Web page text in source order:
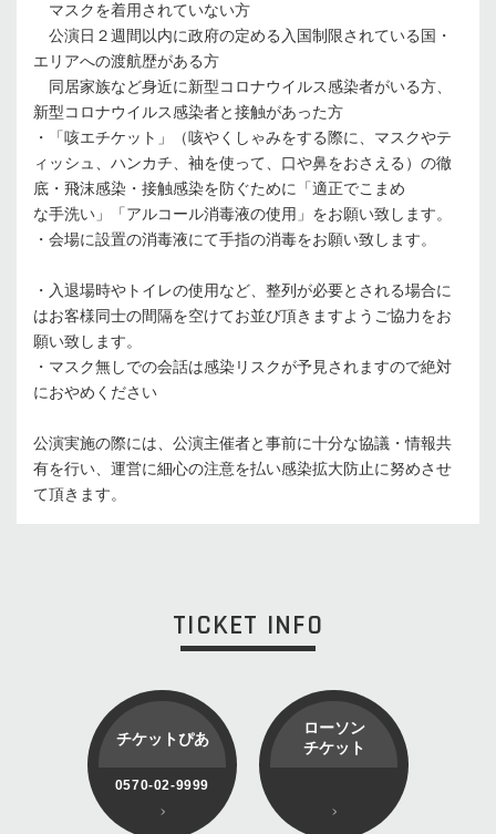
マスクを着用されていない方
公演日２週間以内に政府の定める入国制限されている国・
エリアへの渡航歴がある方
同居家族など身近に新型コロナウイルス感染者がいる方、
新型コロナウイルス感染者と接触があった方
・「咳エチケット」（咳やくしゃみをする際に、マスクやテ
ィッシュ、ハンカチ、袖を使って、口や鼻をおさえる）の徹
底・飛沫感染・接触感染を防ぐために「適正でこまめ
な手洗い」「アルコール消毒液の使用」をお願い致します。
・会場に設置の消毒液にて手指の消毒をお願い致します。
・入退場時やトイレの使用など、整列が必要とされる場合に
はお客様同士の間隔を空けてお並び頂きますようご協力をお
願い致します。
・マスク無しでの会話は感染リスクが予見されますので絶対
におやめください
公演実施の際には、公演主催者と事前に十分な協議・情報共
有を行い、運営に細心の注意を払い感染拡大防止に努めさせ
て頂きます。
TICKET INFO
チケットぴあ
0570-02-9999
ローソン
チケット